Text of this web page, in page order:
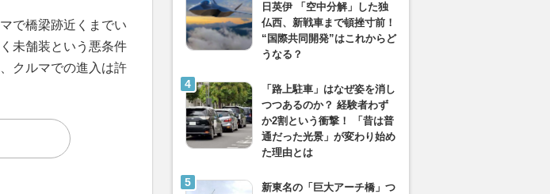
で橋梁跡近くまでい
未舗装という悪条件
クルマでの進入は許
日英伊 「空中分解」した独
仏西、新戦車まで頓挫寸前！
“国際共同開発”はこれからど
うなる？
「路上駐車」はなぜ姿を消し
つつあるのか？ 経験者わず
か2割という衝撃！ 「昔は普
通だった光景」が変わり始め
た理由とは
新東名の「巨大アーチ橋」つ